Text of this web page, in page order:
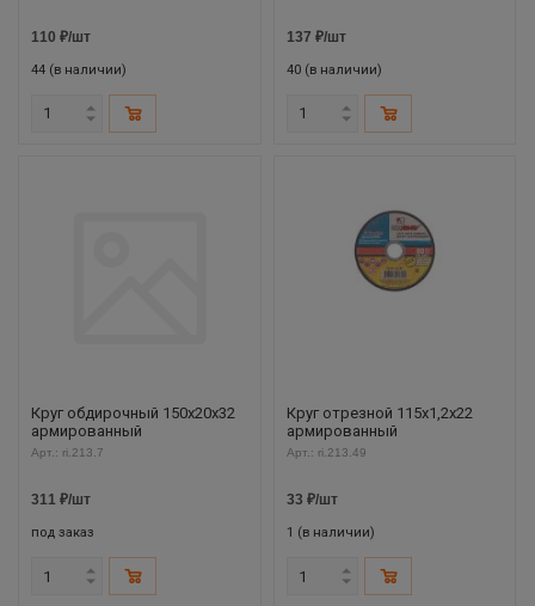
110 ₽/шт
44 (в наличии)
137 ₽/шт
40 (в наличии)
Круг обдирочный 150х20х32
армированный
Арт.: ri.213.7
311 ₽/шт
под заказ
Круг отрезной 115х1,2х22
армированный
Арт.: ri.213.49
33 ₽/шт
1 (в наличии)